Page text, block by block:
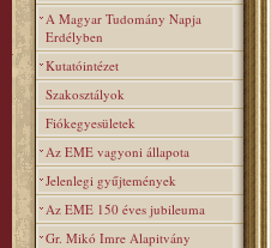
A Magyar Tudomány Napja
Erdélyben
Kutatóintézet
Szakosztályok
Fiókegyesületek
Az EME vagyoni állapota
Jelenlegi gyűjtemények
Az EME 150 éves jubileuma
Gr. Mikó Imre Alapitvány